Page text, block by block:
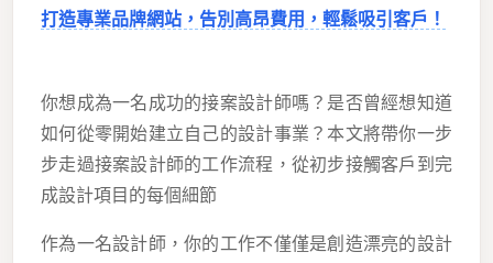
打造專業品牌網站，告別高昂費用，輕鬆吸引客戶！
你想成為一名成功的接案設計師嗎？是否曾經想知道
如何從零開始建立自己的設計事業？本文將帶你一步
步走過接案設計師的工作流程，從初步接觸客戶到完
成設計項目的每個細節
作為一名設計師，你的工作不僅僅是創造漂亮的設計